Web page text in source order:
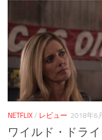
NETFLIX/ レビュー 2018年6
ワイルド・ドライ